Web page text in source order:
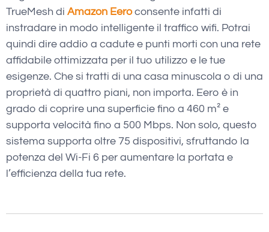
TrueMesh di Amazon Eeroconsente infatti di
instradare in modo intelligente il traffico wifi. Potrai
quindi dire addio a cadute e punti morti con una rete
affidabile ottimizzata per il tuo utilizzo e le tue
esigenze. Che si tratti di una casa minuscola o di una
proprietà di quattro piani, non importa. Eero è in
grado di coprire una superficie fino a 460 m² e
supporta velocità fino a 500 Mbps. Non solo, questo
sistema supporta oltre 75 dispositivi, sfruttando la
potenza del Wi-Fi 6 per aumentare la portata e
l’efficienza della tua rete.